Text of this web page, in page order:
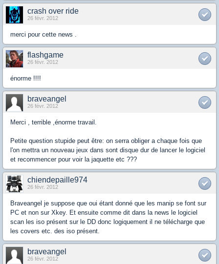
crash over ride
26 févr. 2012
merci pour cette news .
flashgame
26 févr. 2012
énorme !!!!
braveangel
26 févr. 2012
Merci , terrible ,énorme travail.
Petite question stupide peut être: on serra obliger a chaque fois que
l'on mettra un nouveau jeux dans sont disque dur de lancer le logiciel
et recommencer pour voir la jaquette etc ???
chiendepaille974
26 févr. 2012
Braveangel je suppose que oui étant donné que les manip se font sur
PC et non sur Xkey. Et ensuite comme dit dans la news le logiciel
scan les iso présent sur le DD donc logiquement il ne télécharge que
les covers etc. des iso présent.
braveangel
26 févr. 2012